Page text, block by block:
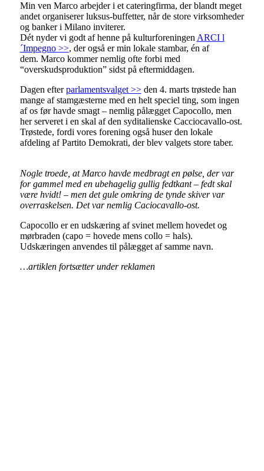
Min ven Marco arbejder i et cateringfirma, der blandt meget
andet organiserer luksus-buffetter, når de store virksomheder
og banker i Milano inviterer.
Dét nyder vi godt af henne på kulturforeningen ARCI l
´Impegno >>, der også er min lokale stambar, én af
dem. Marco kommer nemlig ofte forbi med
“overskudsproduktion” sidst på eftermiddagen.
Dagen efterparlamentsvalget >>den 4. marts trøstede han
mange af stamgæsterne med en helt speciel ting, som ingen
af os før havde smagt – nemlig pålægget Capocollo, men
her serveret i en skal af den syditalienske Cacciocavallo-ost.
Trøstede, fordi vores forening også huser den lokale
afdeling af Partito Demokrati, der blev valgets store taber.
Nogle troede, at Marco havde medbragt en pølse, der var
for gammel med en ubehagelig gullig fedtkant – fedt skal
være hvidt! – men det gule omkring de tynde skiver var
overraskelsen. Det var nemlig Caciocavallo-ost.
Capocollo er en udskæring af svinet mellem hovedet og
mørbraden (capo = hovede mens collo = hals).
Udskæringen anvendes til pålægget af samme navn.
…artiklen fortsætter under reklamen